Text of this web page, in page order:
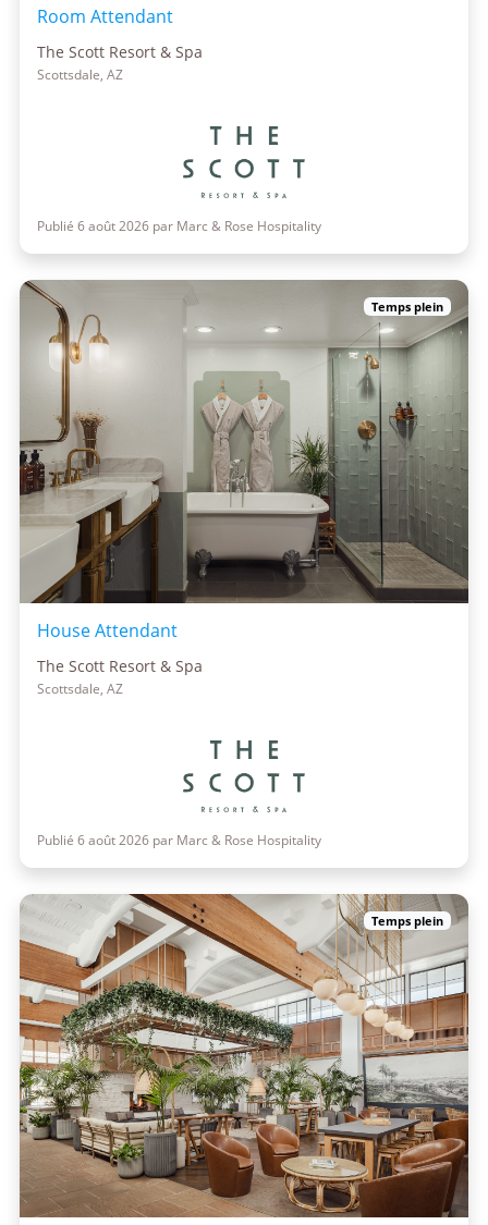
Room Attendant
The Scott Resort & Spa
Scottsdale, AZ
Publié 6 août 2026 par Marc & Rose Hospitality
Temps plein
House Attendant
The Scott Resort & Spa
Scottsdale, AZ
Publié 6 août 2026 par Marc & Rose Hospitality
Temps plein